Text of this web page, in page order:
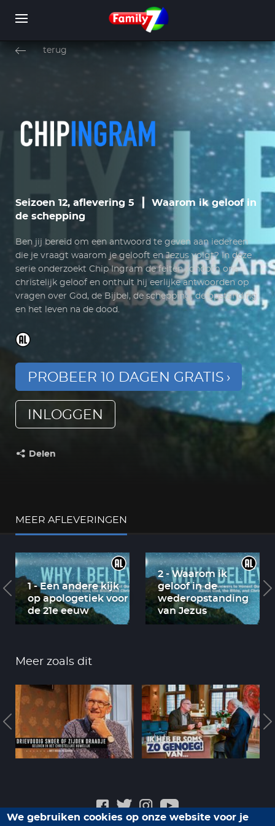
INLOGGEN
terug
Seizoen 12, aflevering 5
Waarom ik geloof in
de schepping
Ben jij bereid om een antwoord te geven aan iedereen
die je vraagt waarom je gelooft en Jezus volgt? In deze
serie onderzoekt Chip Ingram de feiten rondom ons
christelijk geloof en onthult hij eerlijke antwoorden op
vragen over God, de Bijbel, de schepping, de opstanding
en het leven na de dood.
PROBEER 10 DAGEN GRATIS
INLOGGEN
Delen
MEER AFLEVERINGEN
1 - Een andere kijk
op apologetiek voor
de 21e eeuw
2 - Waarom ik
geloof in de
wederopstanding
van Jezus
Meer zoals dit
We gebruiken cookies op onze website voor je